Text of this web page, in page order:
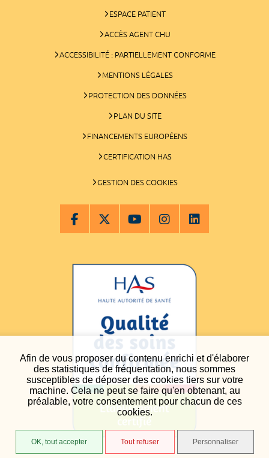
Afin de vous proposer du contenu enrichi et d'élaborer
des statistiques de fréquentation, nous sommes
susceptibles de déposer des cookies tiers sur votre
machine. Cela ne peut se faire qu'en obtenant, au
préalable, votre consentement pour chacun de ces
cookies.
OK, tout accepter Tout refuser Personnaliser
ESPACE PATIENT
ACCÈS AGENT CHU
ACCESSIBILITÉ : PARTIELLEMENT CONFORME
MENTIONS LÉGALES
PROTECTION DES DONNÉES
PLAN DU SITE
FINANCEMENTS EUROPÉENS
CERTIFICATION HAS
GESTION DES COOKIES